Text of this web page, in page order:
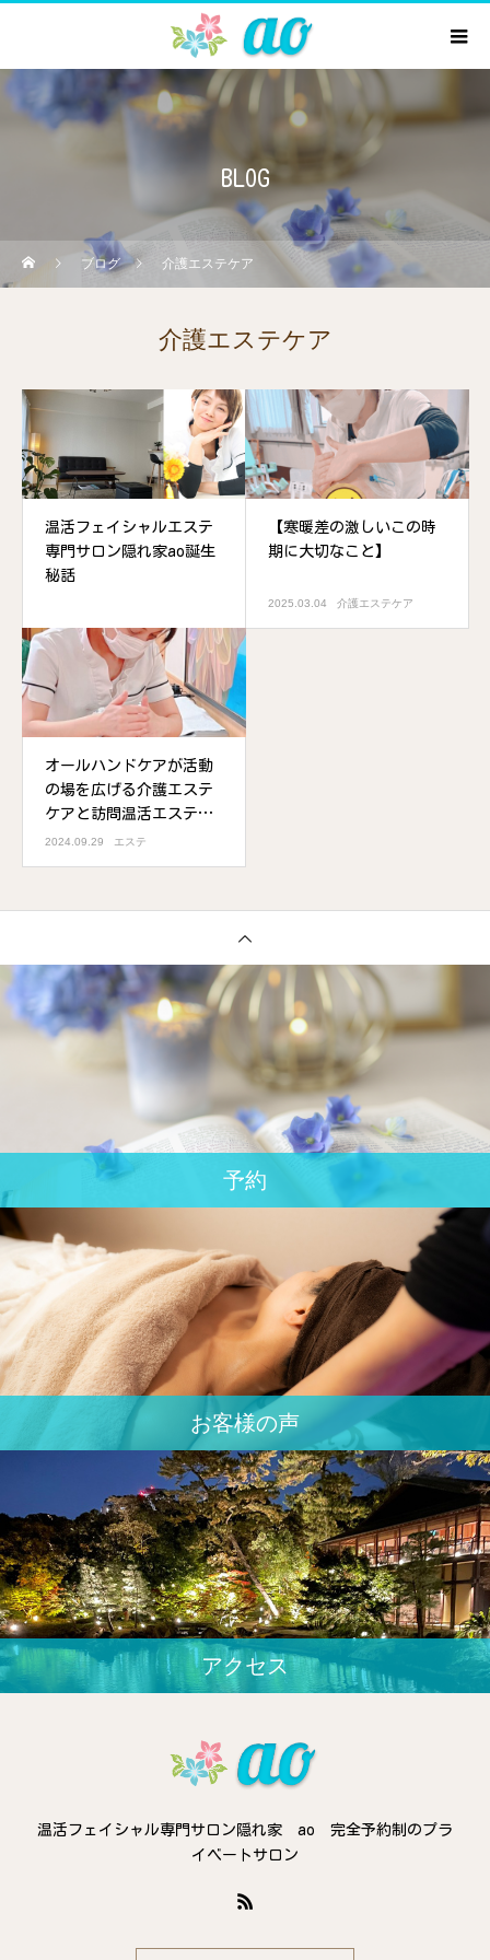
BLOG
ブログ 介護エステケア
介護エステケア
温活フェイシャルエステ
専門サロン隠れ家ao誕生
秘話
【寒暖差の激しいこの時
期に大切なこと】
2025.03.04 介護エステケア
オールハンドケアが活動
の場を広げる介護エステ
ケアと訪問温活エステケ
ア
2024.09.29 エステ
予約
お客様の声
アクセス
温活フェイシャル専門サロン隠れ家 ao 完全予約制のプラ
イベートサロン